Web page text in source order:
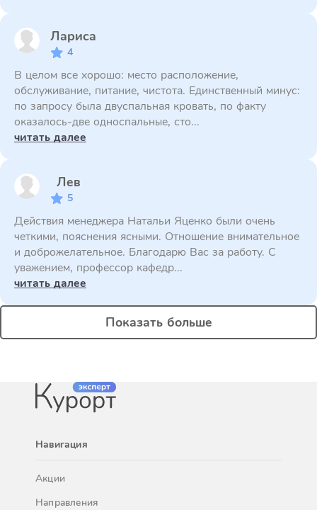
Лариса
4
В целом все хорошо: место расположение,
обслуживание, питание, чистота. Единственный минус:
по запросу была двуспальная кровать, по факту
оказалось-две односпальные, сто...
читать далее
Лев
5
Действия менеджера Натальи Яценко были очень
четкими, пояснения ясными. Отношение внимательное
и доброжелательное. Благодарю Вас за работу. С
уважением, профессор кафедр...
читать далее
Показать больше
Навигация
Акции
Направления